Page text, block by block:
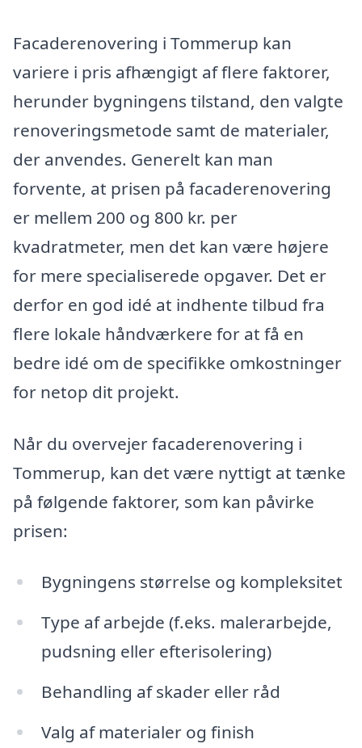
Facaderenovering i Tommerup kan
variere i pris afhængigt af flere faktorer,
herunder bygningens tilstand, den valgte
renoveringsmetode samt de materialer,
der anvendes. Generelt kan man
forvente, at prisen på facaderenovering
er mellem 200 og 800 kr. per
kvadratmeter, men det kan være højere
for mere specialiserede opgaver. Det er
derfor en god idé at indhente tilbud fra
flere lokale håndværkere for at få en
bedre idé om de specifikke omkostninger
for netop dit projekt.
Når du overvejer facaderenovering i
Tommerup, kan det være nyttigt at tænke
på følgende faktorer, som kan påvirke
prisen:
Bygningens størrelse og kompleksitet
Type af arbejde (f.eks. malerarbejde,
pudsning eller efterisolering)
Behandling af skader eller råd
Valg af materialer og finish